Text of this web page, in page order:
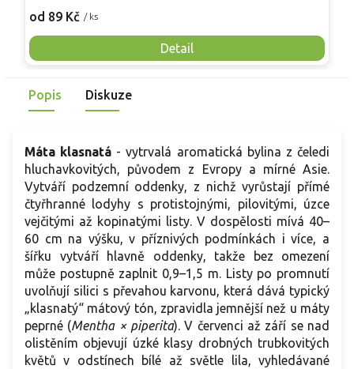
od 89 Kč / ks
Detail
lodyhách a v červenci až září vykvétá růžovofialovými
pěstování v nádobě nebo s kořenovou bariérou. V kuchyni
se uplatní podobně jako máta peprná, chuť bývá jemnější a
svěžejší. Vyzrálé rostliny bezpečně přezimují přibližně do
-20 °C. V dospělosti dorůstá přibližně 40–80 cm a oddenky
se rozrůstá do šířky.
Popis Diskuze
Máta klasnatá - vytrvalá aromatická bylina z čeledi
hluchavkovitých, původem z Evropy a mírné Asie.
Vytváří podzemní oddenky, z nichž vyrůstají přímé
čtyřhranné lodyhy s protistojnými, pilovitými, úzce
vejčitými až kopinatými listy. V dospělosti mívá 40–
60 cm na výšku, v příznivých podmínkách i více, a
šířku vytváří hlavně oddenky, takže bez omezení
může postupně zaplnit 0,9–1,5 m. Listy po promnutí
uvolňují silici s převahou karvonu, která dává typický
„klasnatý“ mátový tón, zpravidla jemnější než u máty
peprné (Mentha × piperita). V červenci až září se nad
olistěním objevují úzké klasy drobných trubkovitých
květů v odstínech bílé až světle lila, vyhledávané